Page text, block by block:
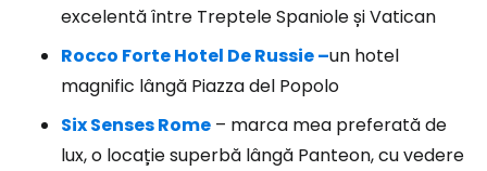
excelentă între Treptele Spaniole și Vatican
Rocco Forte Hotel De Russie –un hotel
magnific lângă Piazza del Popolo
Six Senses Rome – marca mea preferată de
lux, o locație superbă lângă Panteon, cu vedere